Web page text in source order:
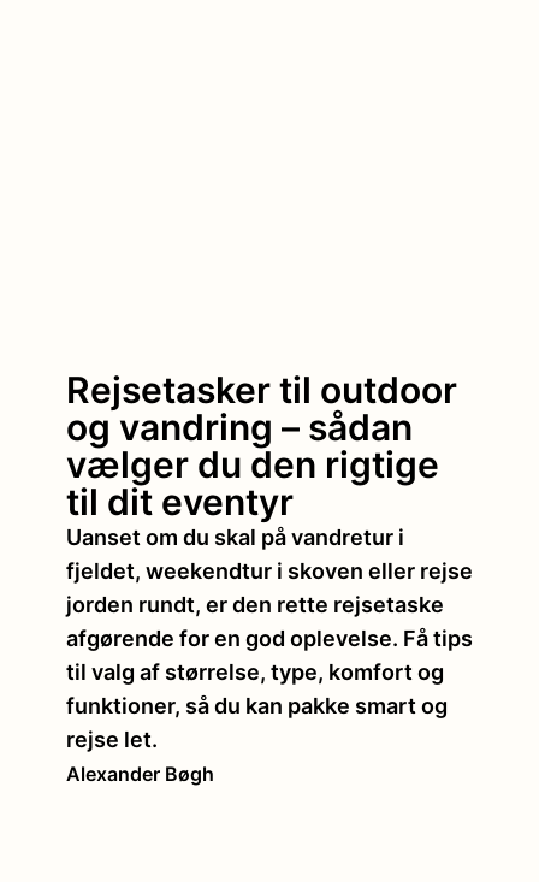
Rejsetasker til outdoor
og vandring – sådan
vælger du den rigtige
til dit eventyr
Uanset om du skal på vandretur i
fjeldet, weekendtur i skoven eller rejse
jorden rundt, er den rette rejsetaske
afgørende for en god oplevelse. Få tips
til valg af størrelse, type, komfort og
funktioner, så du kan pakke smart og
rejse let.
Alexander Bøgh